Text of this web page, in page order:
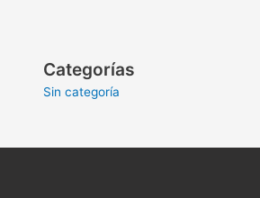
Categorías
Sin categoría